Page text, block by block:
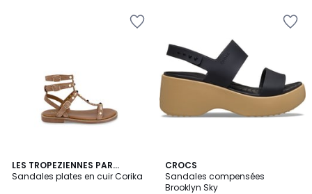
LES TROPEZIENNES PAR
M.BELARBI
Sandales plates en cuir Corika
CROCS
Sandales compensées
Brooklyn Sky